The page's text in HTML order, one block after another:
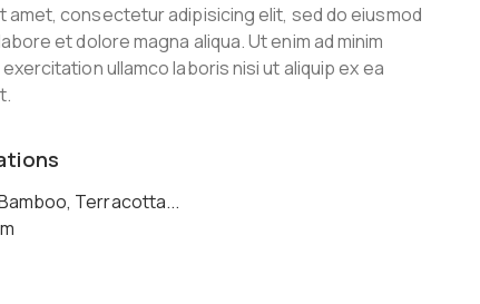
amet, consectetur adipisicing elit, sed do eiusmod
et dolore magna aliqua. Ut enim ad minim
ullamco laboris nisi ut aliquip ex ea
Terracotta...